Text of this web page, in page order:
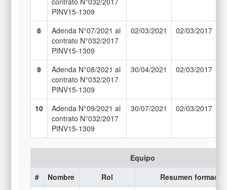
PINV15-1309
8
Adenda N°07/2021 al
contrato N°032/2017
PINV15-1309
02/03/2021 02/03/2017
9
Adenda N°08/2021 al
contrato N°032/2017
PINV15-1309
30/04/2021 02/03/2017
10
Adenda N°09/2021 al
contrato N°032/2017
PINV15-1309
30/07/2021 02/03/2017
Equipo
#
Nombre Rol
Resumen